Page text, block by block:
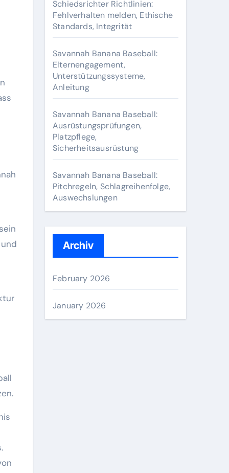
Schiedsrichter Richtlinien:
Fehlverhalten melden, Ethische
Standards, Integrität
Savannah Banana Baseball:
Elternengagement,
Unterstützungssysteme,
Anleitung
Savannah Banana Baseball:
Ausrüstungsprüfungen,
Platzpflege,
Sicherheitsausrüstung
Savannah Banana Baseball:
Pitchregeln, Schlagreihenfolge,
Auswechslungen
Archiv
February 2026
January 2026